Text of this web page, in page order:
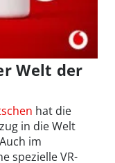
Welt der
hat die
in die Welt
im
spezielle VR-